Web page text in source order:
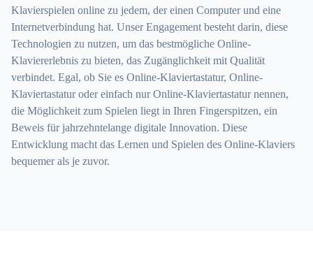
Klavierspielen online zu jedem, der einen Computer und eine
Internetverbindung hat. Unser Engagement besteht darin, diese
Technologien zu nutzen, um das bestmögliche Online-
Klaviererlebnis zu bieten, das Zugänglichkeit mit Qualität
verbindet. Egal, ob Sie es Online-Klaviertastatur, Online-
Klaviertastatur oder einfach nur Online-Klaviertastatur nennen,
die Möglichkeit zum Spielen liegt in Ihren Fingerspitzen, ein
Beweis für jahrzehntelange digitale Innovation. Diese
Entwicklung macht das Lernen und Spielen des Online-Klaviers
bequemer als je zuvor.